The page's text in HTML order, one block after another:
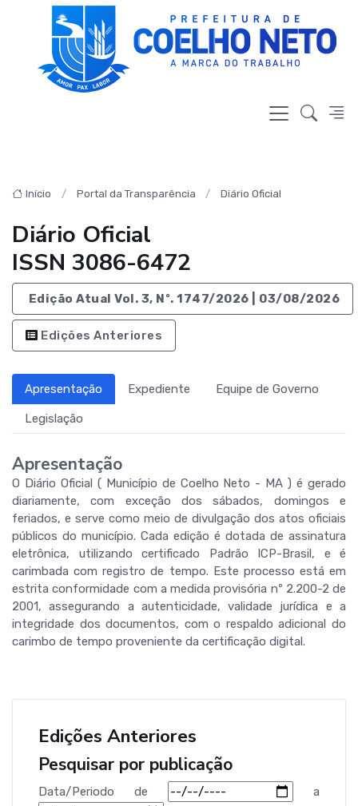
Início Portal da Transparência Diário Oficial
Diário Oficial
ISSN 3086-6472
Edição Atual Vol. 3, Nº. 1747/2026 | 03/08/2026
Edições Anteriores
Apresentação Expediente Equipe de Governo
Legislação
Apresentação
O Diário Oficial ( Município de Coelho Neto - MA ) é gerado
diariamente, com exceção dos sábados, domingos e
feriados, e serve como meio de divulgação dos atos oficiais
públicos do município. Cada edição é dotada de assinatura
eletrônica, utilizando certificado Padrão ICP-Brasil, e é
carimbada com registro de tempo. Este processo está em
estrita conformidade com a medida provisória nº 2.200-2 de
2001, assegurando a autenticidade, validade jurídica e a
integridade dos documentos, com o respaldo adicional do
carimbo de tempo proveniente da certificação digital.
Edições Anteriores
Pesquisar por publicação
Data/Periodo de a